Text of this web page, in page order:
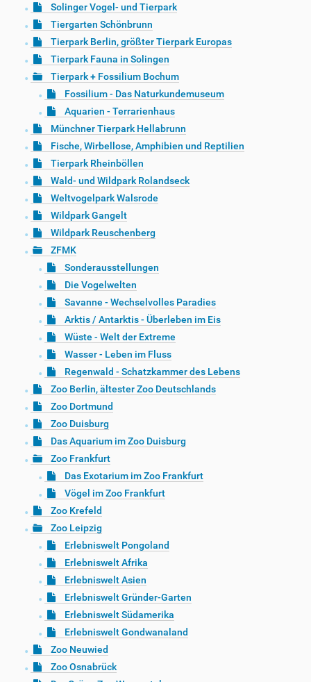
Solinger Vogel- und Tierpark
Tiergarten Schönbrunn
Tierpark Berlin, größter Tierpark Europas
Tierpark Fauna in Solingen
Tierpark + Fossilium Bochum
Fossilium - Das Naturkundemuseum
Aquarien - Terrarienhaus
Münchner Tierpark Hellabrunn
Fische, Wirbellose, Amphibien und Reptilien
Tierpark Rheinböllen
Wald- und Wildpark Rolandseck
Weltvogelpark Walsrode
Wildpark Gangelt
Wildpark Reuschenberg
ZFMK
Sonderausstellungen
Die Vogelwelten
Savanne - Wechselvolles Paradies
Arktis / Antarktis - Überleben im Eis
Wüste - Welt der Extreme
Wasser - Leben im Fluss
Regenwald - Schatzkammer des Lebens
Zoo Berlin, ältester Zoo Deutschlands
Zoo Dortmund
Zoo Duisburg
Das Aquarium im Zoo Duisburg
Zoo Frankfurt
Das Exotarium im Zoo Frankfurt
Vögel im Zoo Frankfurt
Zoo Krefeld
Zoo Leipzig
Erlebniswelt Pongoland
Erlebniswelt Afrika
Erlebniswelt Asien
Erlebniswelt Gründer-Garten
Erlebniswelt Südamerika
Erlebniswelt Gondwanaland
Zoo Neuwied
Zoo Osnabrück